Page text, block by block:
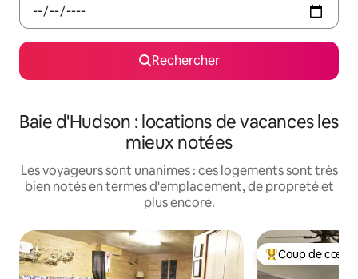
Rechercher
Baie d'Hudson : locations de vacances les
mieux notées
Les voyageurs sont unanimes : ces logements sont très
bien notés en termes d'emplacement, de propreté et
plus encore.
Coups de cœur
Coup de cœur